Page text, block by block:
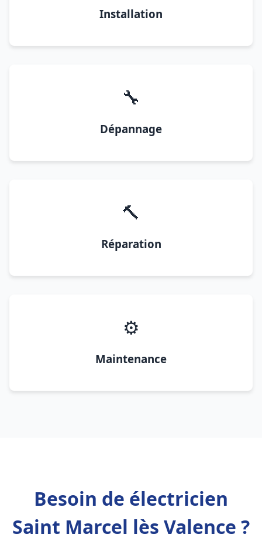
Installation
🔧
Dépannage
🔨
Réparation
⚙️
Maintenance
Besoin de électricien
Saint Marcel lès Valence ?